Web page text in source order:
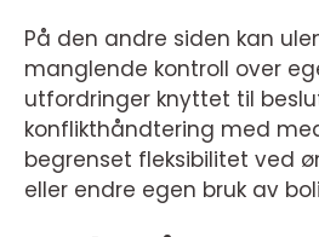
På den andre siden kan
manglende kontroll over
utfordringer knyttet til
konflikthåndtering med
begrenset fleksibilitet ved
eller endre egen bruk av